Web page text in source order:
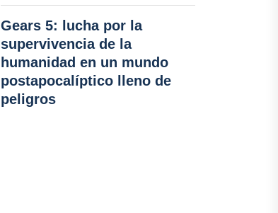
Gears 5: lucha por la
supervivencia de la
humanidad en un mundo
postapocalíptico lleno de
peligros